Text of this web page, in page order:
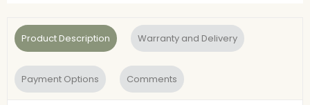
Product Description Warranty and Delivery
Payment Options Comments